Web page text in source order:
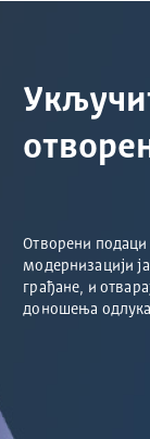
Отворени
модернизацији
грађане, и
доношења